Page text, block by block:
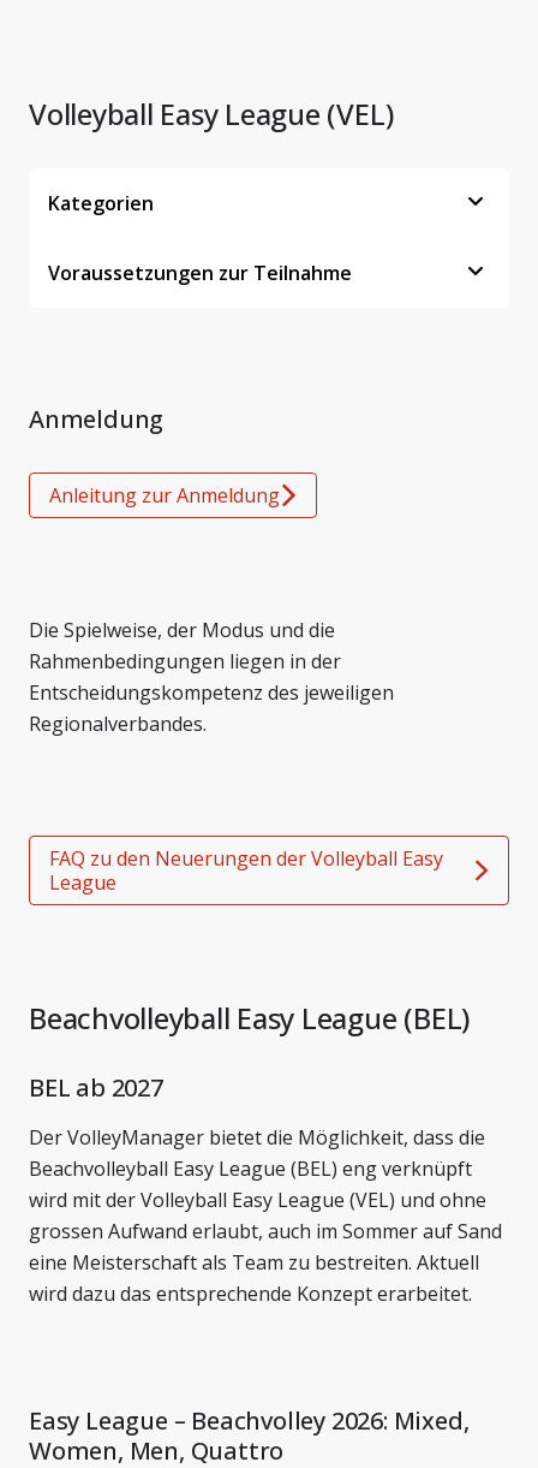
Volleyball Easy League (VEL)
Kategorien
Voraussetzungen zur Teilnahme
Anmeldung
Anleitung zur Anmeldung
Die Spielweise, der Modus und die
Rahmenbedingungen liegen in der
Entscheidungskompetenz des jeweiligen
Regionalverbandes.
FAQ zu den Neuerungen der Volleyball Easy
League
Beachvolleyball Easy League (BEL)
BEL ab 2027
Der VolleyManager bietet die Möglichkeit, dass die
Beachvolleyball Easy League (BEL) eng verknüpft
wird mit der Volleyball Easy League (VEL) und ohne
grossen Aufwand erlaubt, auch im Sommer auf Sand
eine Meisterschaft als Team zu bestreiten. Aktuell
wird dazu das entsprechende Konzept erarbeitet.
Easy League – Beachvolley 2026: Mixed,
Women, Men, Quattro